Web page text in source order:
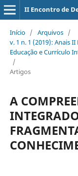
Início / Arquivos /
v. 1 n. 1 (2019): Anais
Educação e Currículo
/
Artigos
A